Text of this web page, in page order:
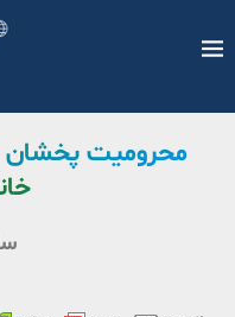
محرومیت پخشان